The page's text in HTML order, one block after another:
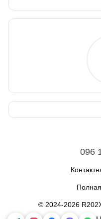
096
© 2024-2026